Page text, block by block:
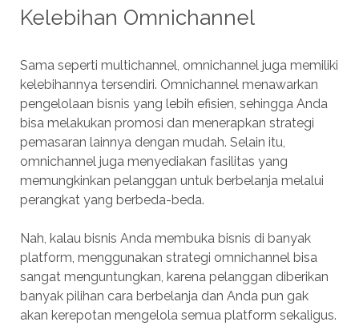
Kelebihan Omnichannel
Sama seperti multichannel, omnichannel juga memiliki
kelebihannya tersendiri. Omnichannel menawarkan
pengelolaan bisnis yang lebih efisien, sehingga Anda
bisa melakukan promosi dan menerapkan strategi
pemasaran lainnya dengan mudah. Selain itu,
omnichannel juga menyediakan fasilitas yang
memungkinkan pelanggan untuk berbelanja melalui
perangkat yang berbeda-beda.
Nah, kalau bisnis Anda membuka bisnis di banyak
platform, menggunakan strategi omnichannel bisa
sangat menguntungkan, karena pelanggan diberikan
banyak pilihan cara berbelanja dan Anda pun gak
akan kerepotan mengelola semua platform sekaligus.